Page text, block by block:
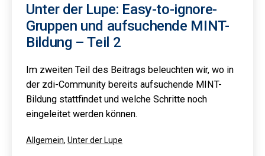
Unter der Lupe: Easy-to-ignore-
Gruppen und aufsuchende MINT-
Bildung – Teil 2
Im zweiten Teil des Beitrags beleuchten wir, wo in
der zdi-Community bereits aufsuchende MINT-
Bildung stattfindet und welche Schritte noch
eingeleitet werden können.
Kategorisiert
Allgemein, Unter der Lupe